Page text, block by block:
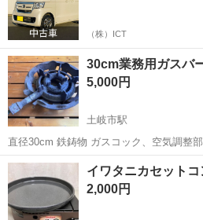
（株）ICT
30cm業務用ガスバ
5,000円
土岐市駅
直径30cm 鉄鋳物 ガスコック、空気
岐阜 土岐市 土岐市駅 調理器具
イワタニカセット
2,000円